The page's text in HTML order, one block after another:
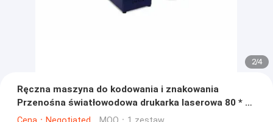
2/4
Ręczna maszyna do kodowania i znakowania
Przenośna światłowodowa drukarka laserowa 80 * 80
mm M20